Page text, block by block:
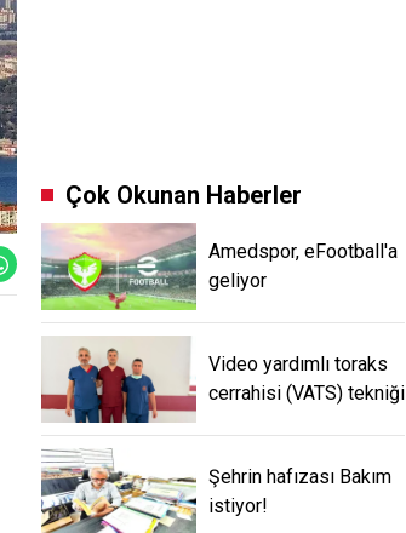
Çok Okunan Haberler
Amedspor, eFootball'a
geliyor
Video yardımlı toraks
cerrahisi (VATS) tekniği
Şehrin hafızası Bakım
istiyor!